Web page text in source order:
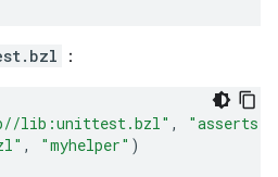
：
lib:unittest.bzl" , "asserts"
, "myhelper" )